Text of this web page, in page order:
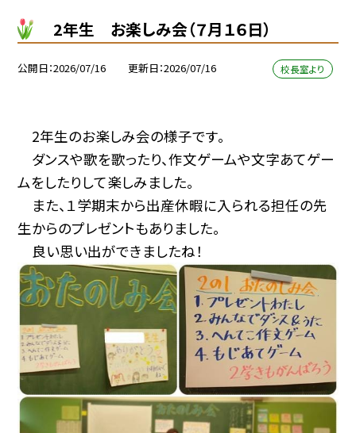
2年生 お楽しみ会（７月１６日）
公開日 2026/07/16 更新日 2026/07/16 校長室より
2年生のお楽しみ会の様子です。
ダンスや歌を歌ったり、作文ゲームや文字あてゲー
ムをしたりして楽しみました。
また、１学期末から出産休暇に入られる担任の先
生からのプレゼントもありました。
良い思い出ができましたね！